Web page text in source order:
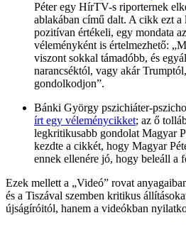
Péter egy HírTV-s riporternek
ablakában című dalt. A cikk ezt a
pozitívan értékeli, egy mondata
véleményként is értelmezhető:
viszont sokkal támadóbb, és
narancséktól, vagy akár
gondolkodjon”.
Bánki György pszichiáter-
írt egy véleménycikket; az ő
legkritikusabb gondolat Magyar
kezdte a cikkét, hogy Magyar
ennek ellenére jó, hogy beleáll a
Ezek mellett a „Videó” rovat
és a Tiszával szemben kritikus
újságíróitól, hanem a videókban